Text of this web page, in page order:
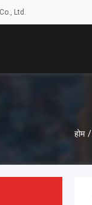
Ltd.
होम /